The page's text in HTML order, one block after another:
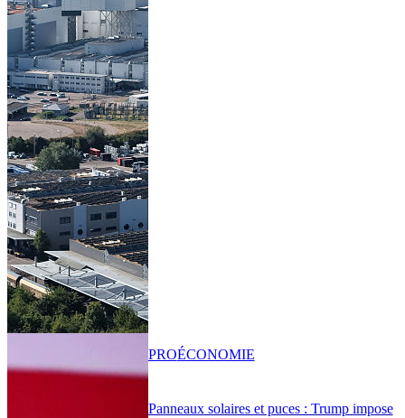
Panneaux solaires et puces : Trump impose
PROÉCONOMIE